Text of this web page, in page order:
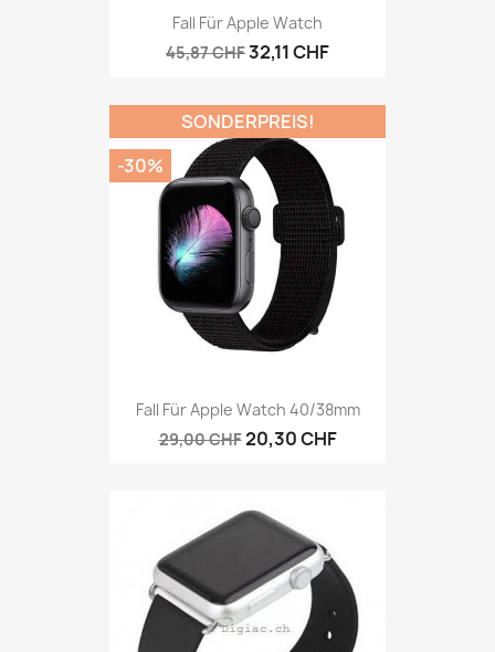
Fall Für Apple Watch
45,87 CHF32,11 CHF
Fall Für Apple Watch 40/38mm
29,00 CHF20,30 CHF
SONDERPREIS!
-30%